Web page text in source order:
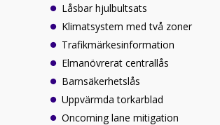
Låsbar hjulbultsats
Klimatsystem med två zoner
Trafikmärkesinformation
Elmanövrerat centrallås
Barnsäkerhetslås
Uppvärmda torkarblad
Oncoming lane mitigation